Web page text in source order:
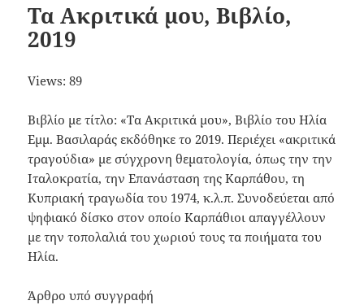
Τα Ακριτικά μου, Βιβλίο,
2019
Views: 89
Βιβλίο με τίτλο: «Τα Ακριτικά μου», Βιβλίο του Ηλία
Εμμ. Βασιλαράς εκδόθηκε το 2019. Περιέχει «ακριτικά
τραγούδια» με σύγχρονη θεματολογία, όπως την την
Ιταλοκρατία, την Επανάσταση της Καρπάθου, τη
Κυπριακή τραγωδία του 1974, κ.λ.π. Συνοδεύεται από
ψηφιακό δίσκο στον οποίο Καρπάθιοι απαγγέλλουν
με την τοπολαλιά του χωριού τους τα ποιήματα του
Ηλία.
Άρθρο υπό συγγραφή